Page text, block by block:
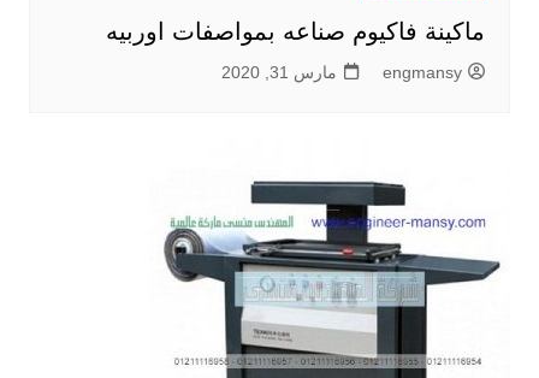
ماكينة فاكيوم صناعه بمواصفات اوربيه
engmansy مارس 31, 2020